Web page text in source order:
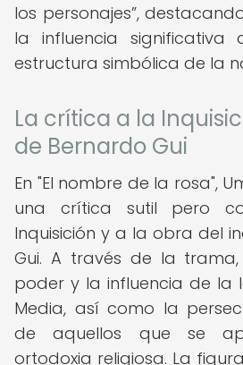
los personajes ,
la influencia significativa
estructura simbólica de la
La crítica a la
de Bernardo Gui
En "El nombre de la rosa",
una crítica sutil pero
Inquisición y a la obra del
Gui. A través de la
poder y la influencia de la
Media, así como la
de aquellos que se
ortodoxia religiosa. La